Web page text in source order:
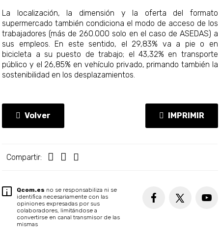
La localización, la dimensión y la oferta del formato
supermercado también condiciona el modo de acceso de los
trabajadores (más de 260.000 solo en el caso de ASEDAS) a
sus empleos. En este sentido, el 29,83% va a pie o en
bicicleta a su puesto de trabajo; el 43,32% en transporte
público y el 26,85% en vehículo privado, primando también la
sostenibilidad en los desplazamientos.
Volver IMPRIMIR
Compartir:
Qcom.es no se responsabiliza ni se
identifica necesariamente con las
opiniones expresadas por sus
colaboradores, limitándose a
convertirse en canal transmisor de las
mismas